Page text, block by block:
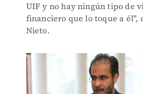
UIF y no hay ningún tipo de
financiero que lo toque a él",
Nieto.